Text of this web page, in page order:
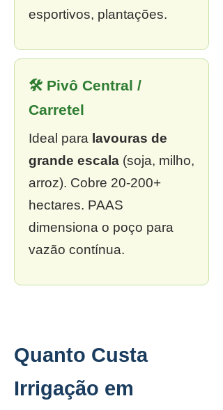
esportivos, plantações.
🛠 Pivô Central /
Carretel
Ideal para lavouras de
grande escala (soja, milho,
arroz). Cobre 20-200+
hectares. PAAS
dimensiona o poço para
vazão contínua.
Quanto Custa
Irrigação em